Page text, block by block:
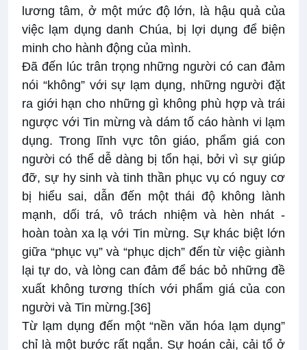
lương tâm, ở một mức độ lớn, là hậu quả của
việc lạm dụng danh Chúa, bị lợi dụng để biện
minh cho hành động của mình.
Đã đến lúc trân trọng những người có can đảm
nói “không” với sự lạm dụng, những người đặt
ra giới hạn cho những gì không phù hợp và trái
ngược với Tin mừng và dám tố cáo hành vi lạm
dụng. Trong lĩnh vực tôn giáo, phẩm giá con
người có thể dễ dàng bị tổn hại, bởi vì sự giúp
đỡ, sự hy sinh và tinh thần phục vụ có nguy cơ
bị hiểu sai, dẫn đến một thái độ không lành
mạnh, dối trá, vô trách nhiệm và hèn nhát -
hoàn toàn xa lạ với Tin mừng. Sự khác biệt lớn
giữa “phục vụ” và “phục dịch” đến từ việc giành
lại tự do, và lòng can đảm để bác bỏ những đề
xuất không tương thích với phẩm giá của con
người và Tin mừng.[36]
Từ lạm dụng đến một “nền văn hóa lạm dụng”
chỉ là một bước rất ngắn. Sự hoán cải, cải tổ ở